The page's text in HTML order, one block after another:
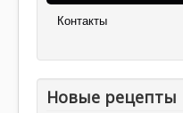
Контакты
Новые рецепты